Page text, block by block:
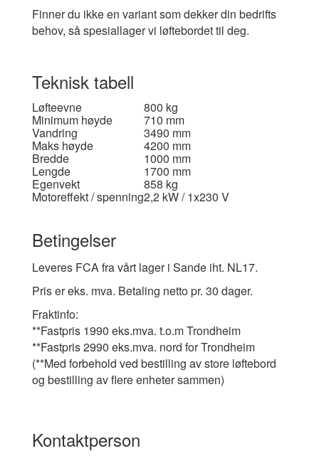
Finner du ikke en variant som dekker din bedrifts
behov, så spesiallager vi løftebordet til deg.
Teknisk tabell
Løfteevne 800 kg
Minimum høyde 710 mm
Vandring 3490 mm
Maks høyde 4200 mm
Bredde 1000 mm
Lengde 1700 mm
Egenvekt 858 kg
Motoreffekt / spenning2,2 kW / 1x230 V
Betingelser
Leveres FCA fra vårt lager i Sande iht. NL17.
Pris er eks. mva. Betaling netto pr. 30 dager.
Fraktinfo:
**Fastpris 1990 eks.mva. t.o.m Trondheim
**Fastpris 2990 eks.mva. nord for Trondheim
(**Med forbehold ved bestilling av store løftebord
og bestilling av flere enheter sammen)
Kontaktperson